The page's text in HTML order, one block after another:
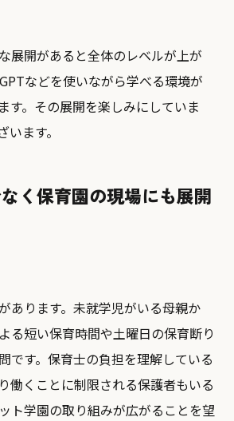
展開があると全体のレベルが上が
などを使いながら学べる環境が
す。その展開を楽しみにしていま
ます。
く保育園の現場にも展開
あります。未就学児がいる母親か
る短い保育時間や土曜日の保育断り
です。保育士の負担を理解している
働くことに制限される保護者もいる
ト学園の取り組みが広がることを望